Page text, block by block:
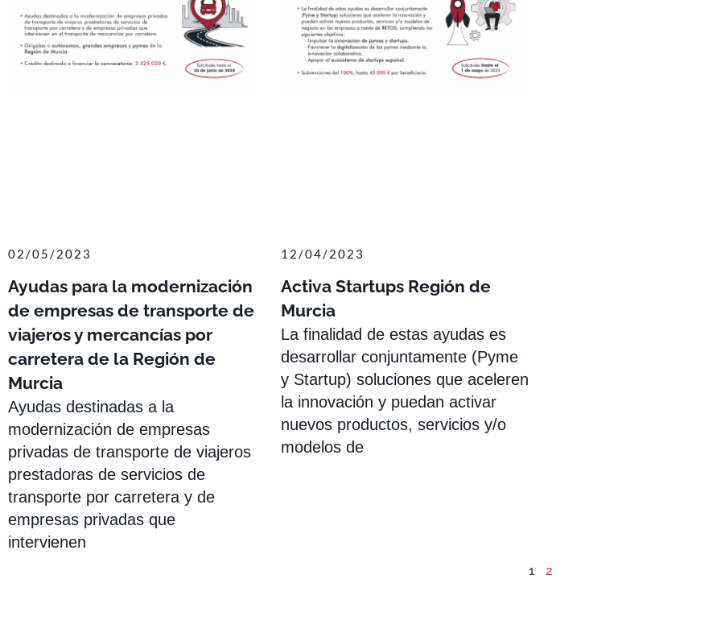
Ayudas para la modernización
de empresas de transporte de
viajeros y mercancías por
carretera de la Región de
Murcia
02/05/2023
Ayudas destinadas a la
modernización de empresas
privadas de transporte de viajeros
prestadoras de servicios de
transporte por carretera y de
empresas privadas que
intervienen
Activa Startups Región de
Murcia
12/04/2023
La finalidad de estas ayudas es
desarrollar conjuntamente (Pyme
y Startup) soluciones que aceleren
la innovación y puedan activar
nuevos productos, servicios y/o
modelos de
1 2